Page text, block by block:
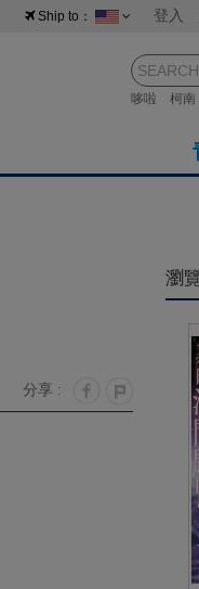
登入
哆啦 柯
Ship to：
紐
菲
分享 :
瀏